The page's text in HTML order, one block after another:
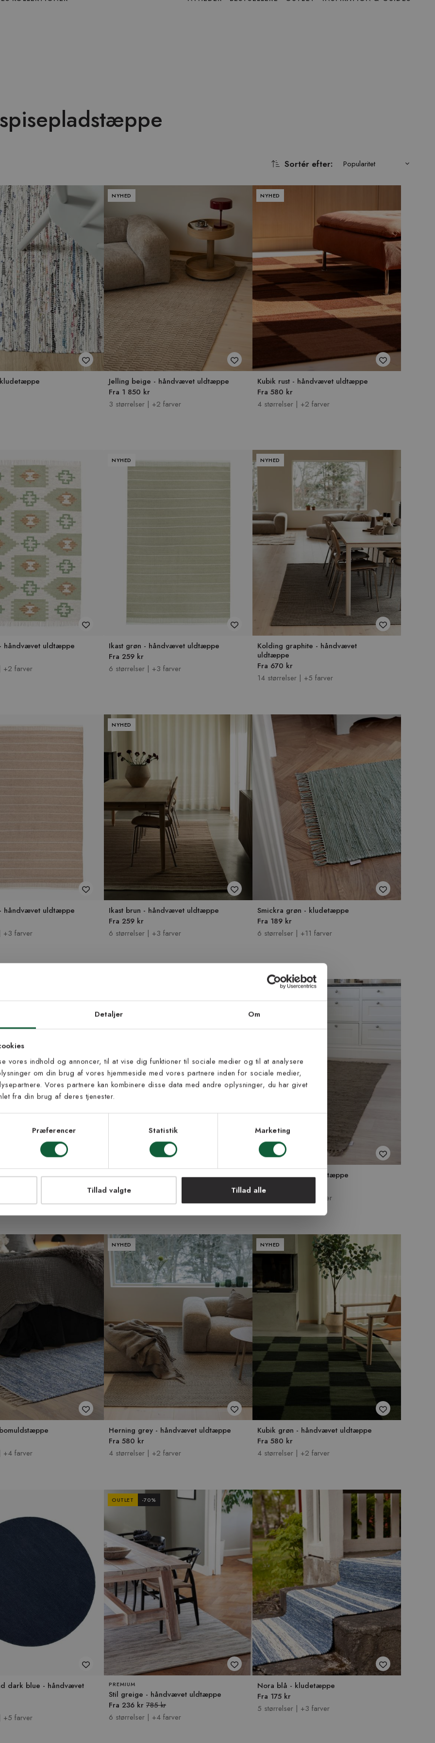
Detaljer Om
vores indhold og annoncer, til at vise dig funktioner til sociale medier og til at analysere
om din brug af vores hjemmeside med vores partnere inden for sociale medier,
Vores partnere kan kombinere disse data med andre oplysninger, du har givet
fra din brug af deres tjenester.
Præferencer Statistik Marketing
Tillad valgte Tillad alle
Sortér efter: Popularitet
NYHED
Jelling beige - håndvævet uldtæppe
Fra 1 850 kr
3 størrelser | +2 farver
NYHED
Kubik rust - håndvævet uldtæppe
Fra 580 kr
4 størrelser | +2 farver
håndvævet uldtæppe
+2 farver
NYHED
Ikast grøn - håndvævet uldtæppe
Fra 259 kr
6 størrelser | +3 farver
NYHED
Kolding graphite - håndvævet
uldtæppe
Fra 670 kr
14 størrelser | +5 farver
håndvævet uldtæppe
+3 farver
NYHED
Ikast brun - håndvævet uldtæppe
Fra 259 kr
6 størrelser | +3 farver
Smickra grøn - kludetæppe
Fra 189 kr
6 størrelser | +11 farver
- håndvævet uldtæppe
Ikast blå - håndvævet uldtæppe
Fra 259 kr
6 størrelser | +3 farver
Smickra brun - kludetæppe
Fra 189 kr
6 størrelser | +11 farver
+4 farver
NYHED
Herning grey - håndvævet uldtæppe
Fra 580 kr
4 størrelser | +2 farver
NYHED
Kubik grøn - håndvævet uldtæppe
Fra 580 kr
4 størrelser | +2 farver
dark blue - håndvævet
+5 farver
OUTLET -70%
PREMIUM
Stil greige - håndvævet uldtæppe
Fra 236 kr 785 kr
6 størrelser | +4 farver
Nora blå - kludetæppe
Fra 175 kr
5 størrelser | +3 farver
dig vores
at modtage vores tilbud,
TAK!